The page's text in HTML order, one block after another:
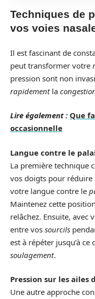
Techniques de
vos voies
Il est fascinant de
peut transformer votre
pression sont non
rapidementla
Lire également : Que
occasionnelle
Langue contre le
La première technique
vos doigts pour réduire
votre langue contre le
Maintenez cette
relâchez. Ensuite, avec
entre vos sourcils
est à répéter jusqu’à
soulagement.
Pression sur les ailes
Une autre approche